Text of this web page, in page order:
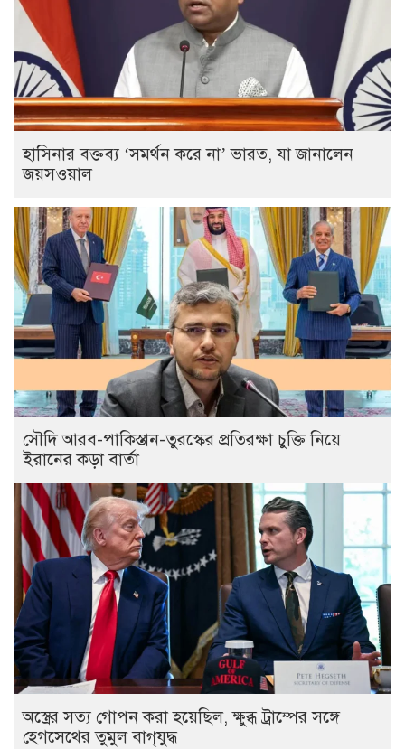
হাসিনার বক্তব্য ‘সমর্থন করে না’ ভারত, যা জানালেন
জয়সওয়াল
সৌদি আরব-পাকিস্তান-তুরস্কের প্রতিরক্ষা চুক্তি নিয়ে
ইরানের কড়া বার্তা
অস্ত্রের সত্য গোপন করা হয়েছিল, ক্ষুব্ধ ট্রাম্পের সঙ্গে
হেগসেথের তুমুল বাগ্‌যুদ্ধ